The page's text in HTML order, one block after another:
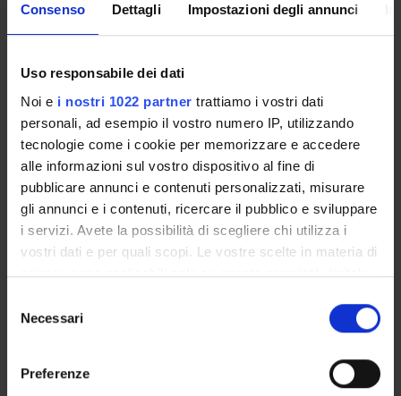
Consenso Dettagli Impostazioni degli annunci
Uso responsabile dei dati
Noi e i nostri 1022 partner trattiamo i vostri dati
personali, ad esempio il vostro numero IP, utilizzando
tecnologie come i cookie per memorizzare e accedere
alle informazioni sul vostro dispositivo al fine di
pubblicare annunci e contenuti personalizzati, misurare
gli annunci e i contenuti, ricercare il pubblico e sviluppare
i servizi. Avete la possibilità di scegliere chi utilizza i
vostri dati e per quali scopi. Le vostre scelte in materia di
privacy sono applicabili solo su questa proprietà digitale
modificare o revocare il proprio consenso in qualsiasi
momento dalla Dichiarazione sui cookie o facendo clic
delNecessari
Preferenze
Elena Giaretta
Marco Minozzo
Professore associato
Chiara Rossato
Ricercatore
PUBBLICAZIONI
TITOLO
Exploring relevance in scholarly top journals of